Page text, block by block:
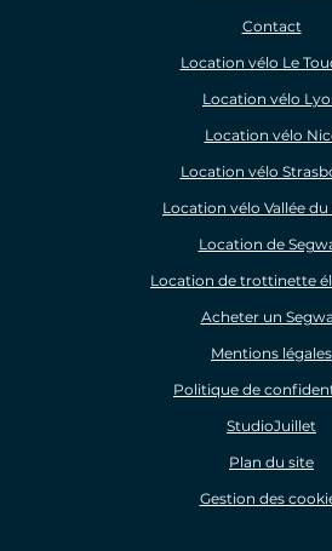
Contact
Location vélo Le
Location vélo
Location vélo
Location vélo
Location vélo Vallée
Location de
Location de trottinette
Acheter un
Mentions légales
Politique de
StudioJuillet
Plan du site
Gestion des